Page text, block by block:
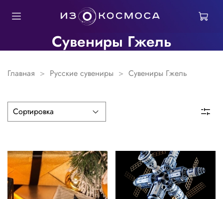
Сувениры Гжель
Главная Русские сувениры Сувениры Гжель